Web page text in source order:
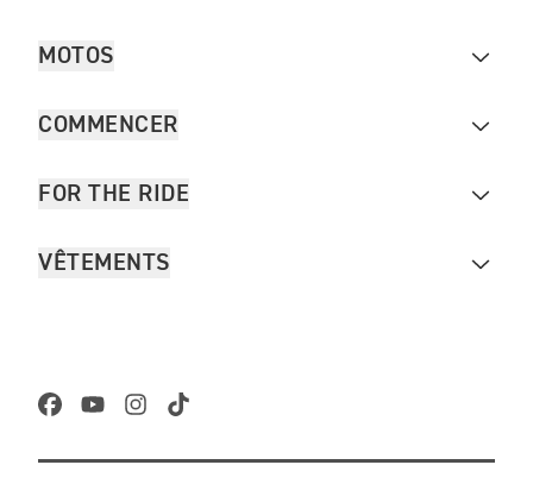
MOTOS
COMMENCER
FOR THE RIDE
VÊTEMENTS